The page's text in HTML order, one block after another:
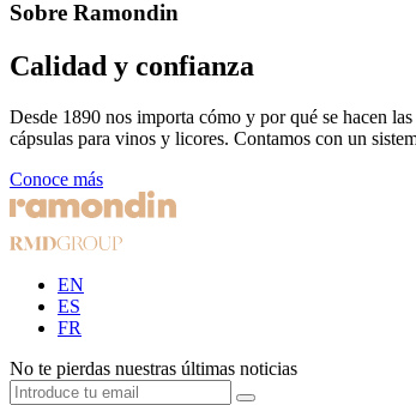
Sobre Ramondin
Calidad y confianza
Desde 1890 nos importa cómo y por qué se hacen
cápsulas para vinos y licores. Contamos con un
Conoce más
EN
ES
FR
No te pierdas nuestras últimas noticias